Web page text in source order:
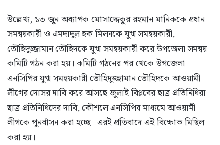
উল্লেখ্য, ১৩ জুন অধ্যাপক মোসাদ্দেকুর রহমান মানিককে প্রধান
সমন্বয়কারী ও এমদাদুল হক মিলনকে যুগ্ম সমন্বয়কারী,
তৌহিদুজ্জামান তৌহিদকে যুগ্ম সমন্বয়কারী করে উপজেলা সমন্বয়
কমিটি গঠন করা হয়। কমিটি গঠনের পর থেকে উপজেলা
এনসিপির যুগ্ম সমন্বয়কারী তৌহিদুজ্জামান তৌহিদকে আওয়ামী
লীগের দোসর দাবি করে আসছে জুলাই বিপ্লবের ছাত্র প্রতিনিধিরা।
ছাত্র প্রতিনিধিদের দাবি, কৌশলে এনসিপির মাধ্যমে আওয়ামী
লীগকে পুনর্বাসন করা হচ্ছে। এরই প্রতিবাদে এই বিক্ষোভ মিছিল
করা হয়।